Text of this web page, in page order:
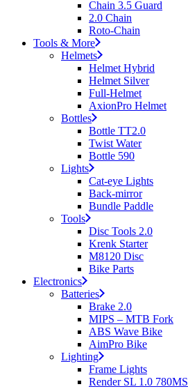
Chain 3.5 Guard
2.0 Chain
Roto-Chain
Tools & More
Helmets
Helmet Hybrid
Helmet Silver
Full-Helmet
AxionPro Helmet
Bottles
Bottle TT2.0
Twist Water
Bottle 590
Lights
Cat-eye Lights
Back-mirror
Bundle Paddle
Tools
Disc Tools 2.0
Krenk Starter
M8120 Disc
Bike Parts
Electronics
Batteries
Brake 2.0
MIPS – MTB Fork
ABS Wave Bike
AimPro Bike
Lighting
Frame Lights
Render SL 1.0 780MS